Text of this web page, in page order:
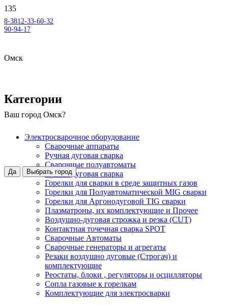
8-3812-33-60-32
90-94-17
Омск
Ваш город Омск?
Да Выбрать город
Категории
Электросварочное оборудование
Сварочные аппараты
Ручная дуговая сварка
Сварочные полуавтоматы
Аргонодуговая сварка
Горелки для сварки в среде защитных газов
Горелки для Полуавтоматической MIG сварки
Горелки для Аргонодуговой TIG сварки
Плазматроны, их комплектующие и Прочее
Воздушно-дуговая строжка и резка (CUT)
Контактная точечная сварка SPOT
Сварочные Автоматы
Сварочные генераторы и агрегаты
Резаки воздушно дуговые (Строгач) и
комплектующие
Реостаты, блоки , регуляторы и осцилляторы
Сопла газовые к горелкам
Комплектующие для электросварки